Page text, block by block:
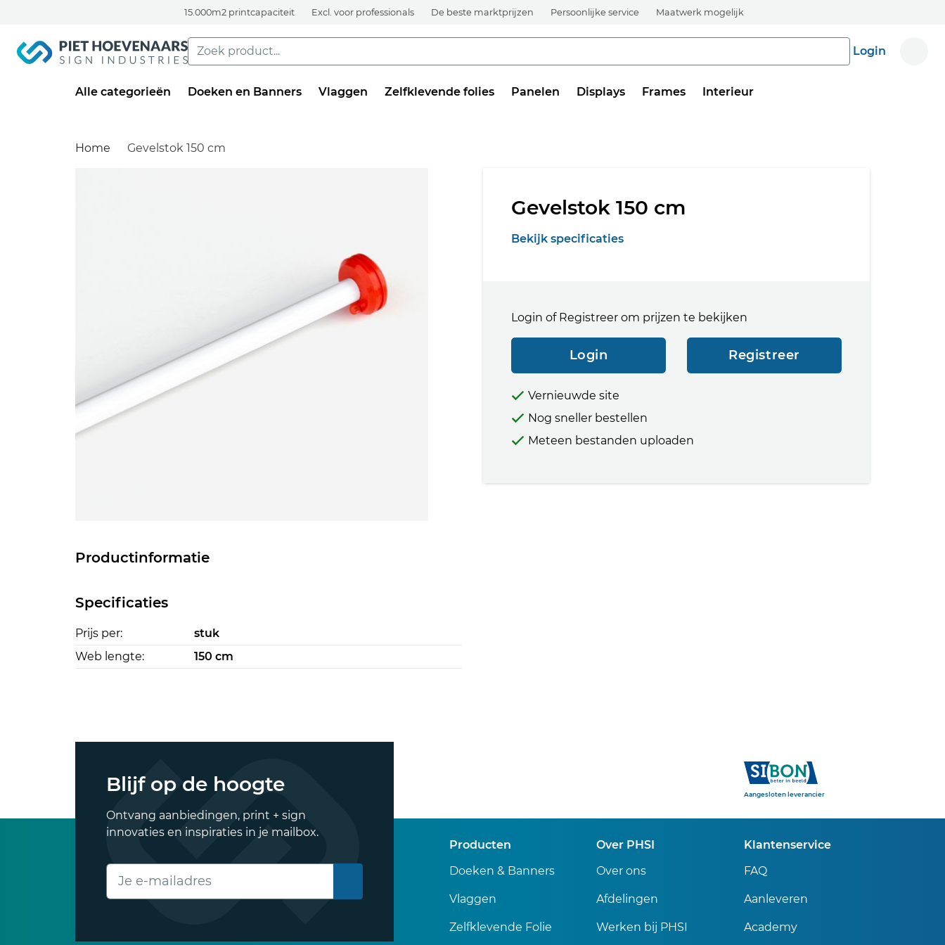
15.000m2 printcapaciteit Excl. voor professionals De beste marktprijzen Persoonlijke service Maatwerk mogelijk
Login
Alle categorieën Doeken en Banners Vlaggen Zelfklevende folies Panelen Displays Frames Interieur
Home Gevelstok 150 cm
Productinformatie
Specificaties
Prijs per:
stuk
Web lengte:
150 cm
Gevelstok 150 cm
Bekijk specificaties
Login of Registreer om prijzen te bekijken
Login Registreer
Vernieuwde site
Nog sneller bestellen
Meteen bestanden uploaden
Blijf op de hoogte
Ontvang aanbiedingen, print + sign
innovaties en inspiraties in je mailbox.
E-mailadres
Sibon
Aangesloten leverancier
Producten
Doeken & Banners
Vlaggen
Zelfklevende Folie
Over PHSI
Over ons
Afdelingen
Werken bij PHSI
Klantenservice
FAQ
Aanleveren
Academy